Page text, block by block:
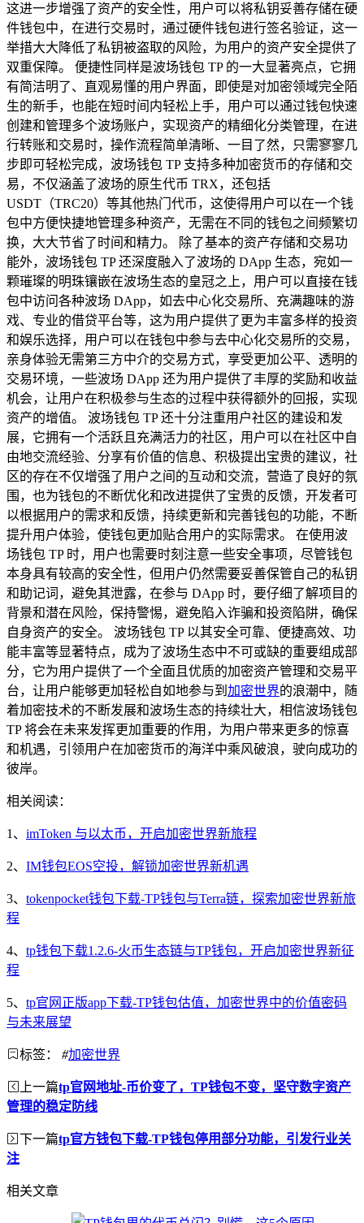
这进一步增强了资产的安全性，用户可以将私钥妥善存储在硬
件钱包中，在进行交易时，通过硬件钱包进行签名验证，这一
举措大大降低了私钥被盗取的风险，为用户的资产安全提供了
双重保障。 便捷性同样是波场钱包 TP 的一大显著亮点，它拥
有简洁明了、直观易懂的用户界面，即使是对加密领域完全陌
生的新手，也能在短时间内轻松上手，用户可以通过钱包快速
创建和管理多个波场账户，实现资产的精细化分类管理，在进
行转账和交易时，操作流程简单清晰、一目了然，只需寥寥几
步即可轻松完成，波场钱包 TP 支持多种加密货币的存储和交
易，不仅涵盖了波场的原生代币 TRX，还包括
USDT（TRC20）等其他热门代币，这使得用户可以在一个钱
包中方便快捷地管理多种资产，无需在不同的钱包之间频繁切
换，大大节省了时间和精力。 除了基本的资产存储和交易功
能外，波场钱包 TP 还深度融入了波场的 DApp 生态，宛如一
颗璀璨的明珠镶嵌在波场生态的皇冠之上，用户可以直接在钱
包中访问各种波场 DApp，如去中心化交易所、充满趣味的游
戏、专业的借贷平台等，这为用户提供了更为丰富多样的投资
和娱乐选择，用户可以在钱包中参与去中心化交易所的交易，
亲身体验无需第三方中介的交易方式，享受更加公平、透明的
交易环境，一些波场 DApp 还为用户提供了丰厚的奖励和收益
机会，让用户在积极参与生态的过程中获得额外的回报，实现
资产的增值。 波场钱包 TP 还十分注重用户社区的建设和发
展，它拥有一个活跃且充满活力的社区，用户可以在社区中自
由地交流经验、分享有价值的信息、积极提出宝贵的建议，社
区的存在不仅增强了用户之间的互动和交流，营造了良好的氛
围，也为钱包的不断优化和改进提供了宝贵的反馈，开发者可
以根据用户的需求和反馈，持续更新和完善钱包的功能，不断
提升用户体验，使钱包更加贴合用户的实际需求。 在使用波
场钱包 TP 时，用户也需要时刻注意一些安全事项，尽管钱包
本身具有较高的安全性，但用户仍然需要妥善保管自己的私钥
和助记词，避免其泄露，在参与 DApp 时，要仔细了解项目的
背景和潜在风险，保持警惕，避免陷入诈骗和投资陷阱，确保
自身资产的安全。 波场钱包 TP 以其安全可靠、便捷高效、功
能丰富等显著特点，成为了波场生态中不可或缺的重要组成部
分，它为用户提供了一个全面且优质的加密资产管理和交易平
台，让用户能够更加轻松自如地参与到 加密世界的浪潮中，随
着加密技术的不断发展和波场生态的持续壮大，相信波场钱包
TP 将会在未来发挥更加重要的作用，为用户带来更多的惊喜
和机遇，引领用户在加密货币的海洋中乘风破浪，驶向成功的
彼岸。
相关阅读：
1、 imToken 与以太币，开启加密世界新旅程
2、 IM钱包EOS空投，解锁加密世界新机遇
3、 tokenpocket钱包下载-TP钱包与Terra链，探索加密世界新旅
程
4、 tp钱包下载1.2.6-火币生态链与TP钱包，开启加密世界新征
程
5、 tp官网正版app下载-TP钱包估值，加密世界中的价值密码
与未来展望
标签： #加密世界
上一篇tp官网地址-币价变了，TP钱包不变，坚守数字资产
管理的稳定防线
下一篇tp官方钱包下载-TP钱包停用部分功能，引发行业关
注
相关文章